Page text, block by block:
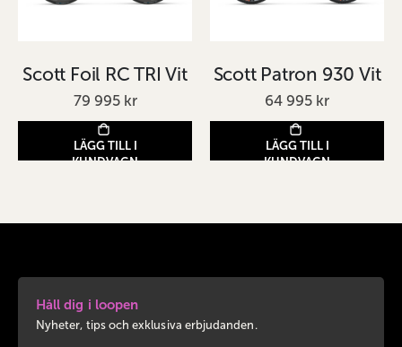
Scott Foil RC TRI Vit
79 995 kr
LÄGG TILL I
KUNDVAGN
Scott Patron 930 Vit
64 995 kr
LÄGG TILL I
KUNDVAGN
Håll dig i loopen
Nyheter, tips och exklusiva erbjudanden.